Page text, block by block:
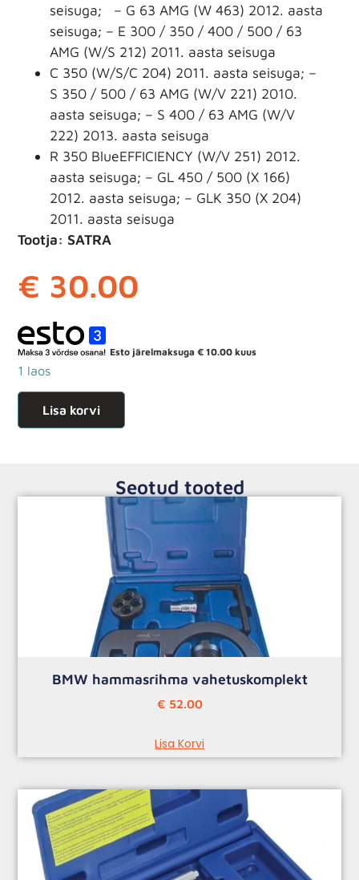
seisuga; – G 63 AMG (W 463) 2012. aasta
seisuga; – E 300 / 350 / 400 / 500 / 63
AMG (W/S 212) 2011. aasta seisuga
C 350 (W/S/C 204) 2011. aasta seisuga; –
S 350 / 500 / 63 AMG (W/V 221) 2010.
aasta seisuga; – S 400 / 63 AMG (W/V
222) 2013. aasta seisuga
R 350 BlueEFFICIENCY (W/V 251) 2012.
aasta seisuga; – GL 450 / 500 (X 166)
2012. aasta seisuga; – GLK 350 (X 204)
2011. aasta seisuga
Tootja: SATRA
€ 30.00
Esto järelmaksuga€ 10.00 kuus
1 laos
Lisa korvi
Seotud tooted
BMW hammasrihma vahetuskomplekt
€ 52.00
Lisa Korvi